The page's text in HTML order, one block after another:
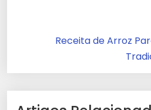
Receita de Arroz